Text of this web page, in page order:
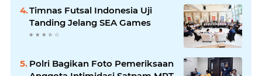
Timnas Futsal Indonesia Uji
Tanding Jelang SEA Games
Polri Bagikan Foto Pemeriksaan